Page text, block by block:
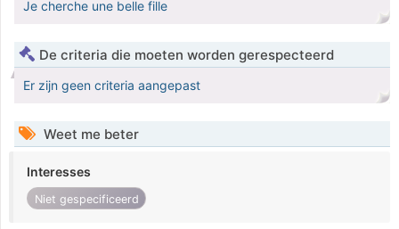
Je cherche une belle fille
De criteria die moeten worden gerespecteerd
Er zijn geen criteria aangepast
Weet me beter
Interesses
Niet gespecificeerd